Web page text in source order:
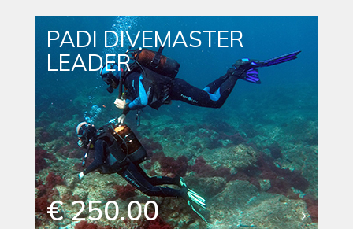
PADI DIVEMASTER
LEADER
€ 250.00